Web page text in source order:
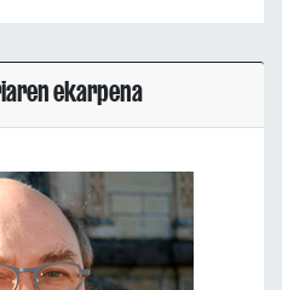
ekarpena